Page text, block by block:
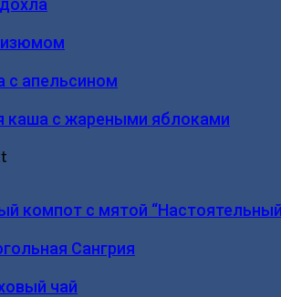
изюмом
с апельсином
каша с жареными яблоками
компот с мятой
Сангрия
чай